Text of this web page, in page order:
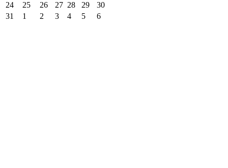
24
25 26 27 28 29
30
31
1 2 3 4 5 6